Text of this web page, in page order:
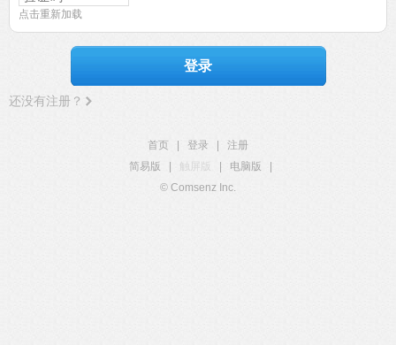
点击重新加载
登录
还没有注册？
首页 登录
注册
简易版
触屏版 电脑版
© Comsenz Inc.